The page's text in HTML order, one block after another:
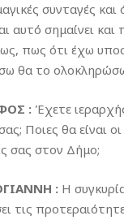
συνταγές και
αυτό σημαίνει
πως ότι έχω
θα το
: Έχετε
Ποιες θα είναι οι
σας στον Δήμο;
: Η
τις